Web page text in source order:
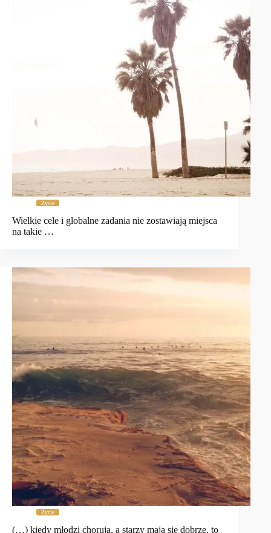
Życie
Wielkie cele i globalne zadania nie zostawiają miejsca
na takie …
Życie
(…) kiedy młodzi chorują, a starzy mają się dobrze, to